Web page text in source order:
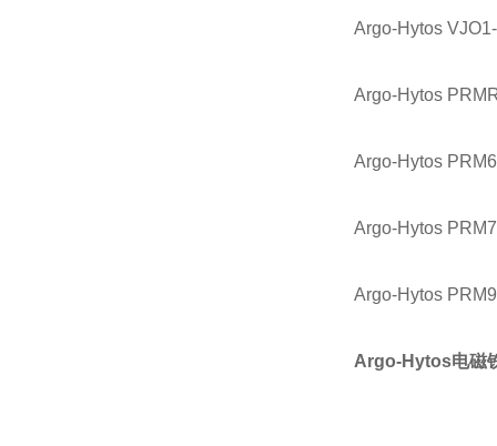
Argo-Hytos
Argo-Hytos
Argo-Hytos
Argo-Hytos
Argo-Hytos
Argo-Hytos电磁